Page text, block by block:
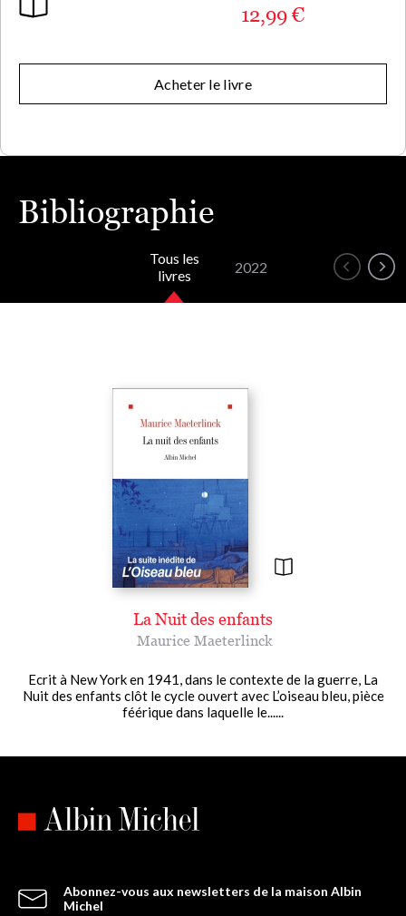
12,99 €
Acheter le livre
Bibliographie
Tous les
livres
2022
La Nuit des enfants
Maurice Maeterlinck
Ecrit à New York en 1941, dans le contexte de la guerre, La
Nuit des enfants clôt le cycle ouvert avec L’oiseau bleu, pièce
féérique dans laquelle le......
Abonnez-vous aux newsletters de la maison Albin
Michel